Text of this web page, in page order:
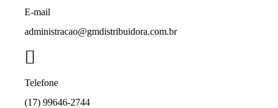
E-mail
administracao@gmdistribuidora.com.br
Telefone
(17) 99646-2744